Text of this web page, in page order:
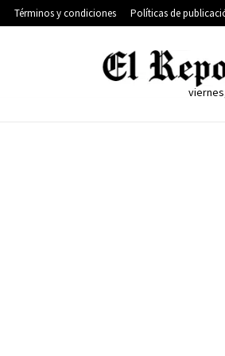
Términos y condiciones Políticas de